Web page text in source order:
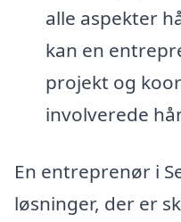
alle aspekter
kan en
projekt og
involverede
En entreprenør i
løsninger, der er